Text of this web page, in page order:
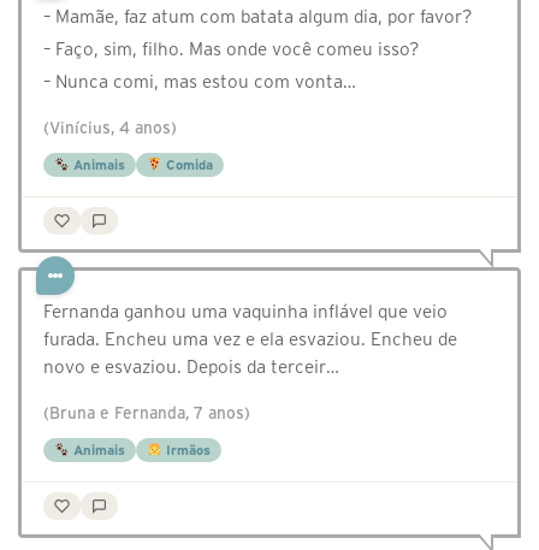
– Mamãe, faz atum com batata algum dia, por favor?
– Faço, sim, filho. Mas onde você comeu isso?
– Nunca comi, mas estou com vonta…
(Vinícius, 4 anos)
Animais Comida
Fernanda ganhou uma vaquinha inflável que veio
furada. Encheu uma vez e ela esvaziou. Encheu de
novo e esvaziou. Depois da terceir…
(Bruna e Fernanda, 7 anos)
Animais Irmãos